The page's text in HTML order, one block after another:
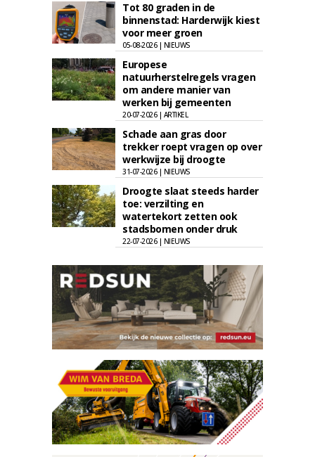
Tot 80 graden in de
binnenstad: Harderwijk kiest
voor meer groen
05-08-2026 | NIEUWS
Europese
natuurherstelregels vragen
om andere manier van
werken bij gemeenten
20-07-2026 | ARTIKEL
Schade aan gras door
trekker roept vragen op over
werkwijze bij droogte
31-07-2026 | NIEUWS
Droogte slaat steeds harder
toe: verzilting en
watertekort zetten ook
stadsbomen onder druk
22-07-2026 | NIEUWS